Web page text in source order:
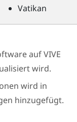
Vatikan
aufVIVE
wird.
wird in
hinzugefügt.